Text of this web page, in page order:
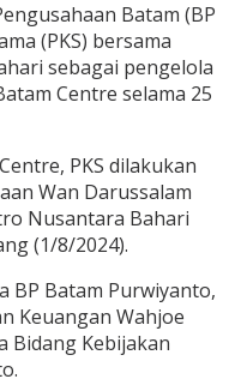
Batam (BP
(PKS) bersama
sebagai pengelola
Centre selama 25
PKS dilakukan
Wan Darussalam
Nusantara Bahari
(1/8/2024).
BP Batam Purwiyanto,
Keuangan Wahjoe
Bidang Kebijakan